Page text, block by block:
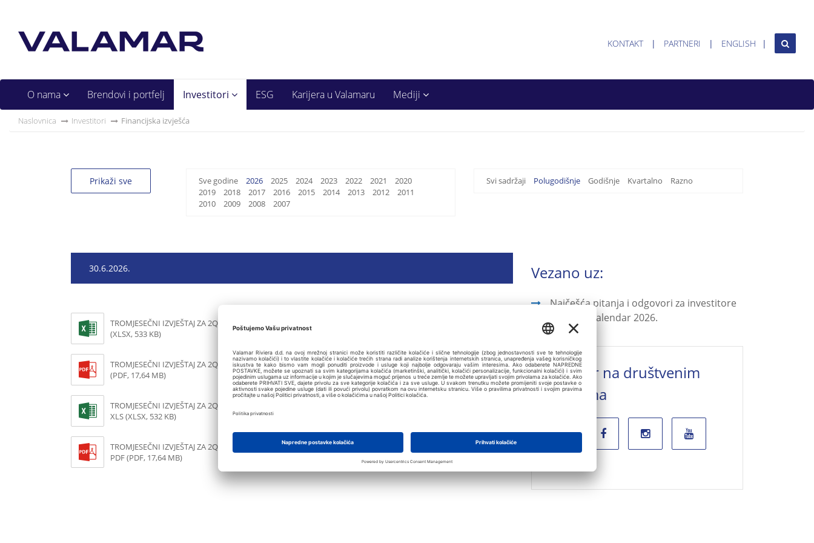
KONTAKT PARTNERI ENGLISH
O nama Brendovi i portfelj Investitori ESG Karijera u Valamaru Mediji
Naslovnica Investitori Financijska izvješća
Prikaži sve Sve godine 2026 2025 2024 2023 2022 2021
2020
2019
2018 2017 2016 2015 2014 2013 2012
2011
2010
2009 2008 2007
Svi sadržaji Polugodišnje Godišnje Kvartalno Razno
30.6.2026.
TROMJESEČNI IZVJEŠTAJ ZA 2Q 2026. KONSOLIDIRANI XLS
(XLSX, 533 KB)
TROMJESEČNI IZVJEŠTAJ ZA 2Q 2026. KONSOLIDIRANI PDF
(PDF, 17,64 MB)
Preuzmi Pročitaj online
TROMJESEČNI IZVJEŠTAJ ZA 2Q 2026. NEKONSOLIDIRANI
XLS (XLSX, 532 KB)
TROMJESEČNI IZVJEŠTAJ ZA 2Q 2026. NEKONSOLIDIRANI
PDF (PDF, 17,64 MB)
Preuzmi Pročitaj online
Vezano uz:
Najčešća pitanja i odgovori za investitore
Poslovni kalendar 2026.
Valamar na društvenim
mrežama